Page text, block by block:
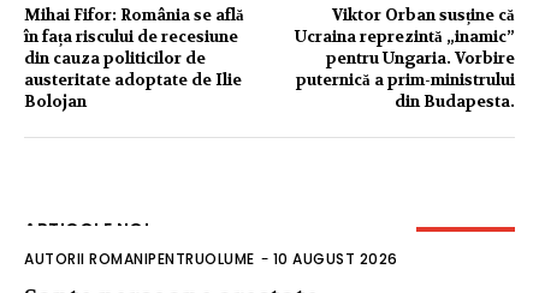
Mihai Fifor: România se află
în fața riscului de recesiune
din cauza politicilor de
austeritate adoptate de Ilie
Bolojan
Viktor Orban susține că
Ucraina reprezintă „inamic”
pentru Ungaria. Vorbire
puternică a prim-ministrului
din Budapesta.
ARTICOLE NOI
AUTORII ROMANIPENTRUOLUME - 10 AUGUST 2026